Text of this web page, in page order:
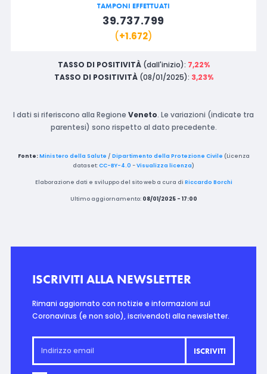
TAMPONI EFFETTUATI
39.737.799
(+1.672)
TASSO DI POSITIVITÀ(dall'inizio): 7,22%
TASSO DI POSITIVITÀ(08/01/2025): 3,23%
I dati si riferiscono alla Regione Veneto. Le variazioni (indicate tra
parentesi) sono rispetto al dato precedente.
Fonte: Ministero della Salute / Dipartimento della Protezione Civile (Licenza
dataset:CC-BY-4.0 -Visualizza licenza)
Elaborazione dati e sviluppo del sito web a cura di Riccardo Borchi
Ultimo aggiornamento: 08/01/2025 - 17:00
ISCRIVITI ALLA NEWSLETTER
Rimani aggiornato con notizie e informazioni sul
Coronavirus (e non solo), iscrivendoti alla newsletter.